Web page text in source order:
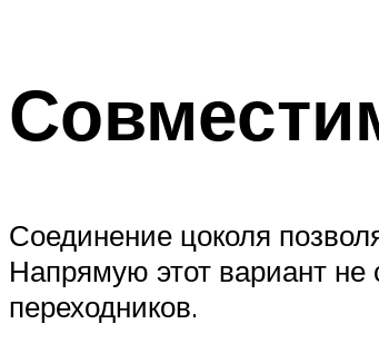
Соединение цоколя
Напрямую этот вариант
переходников.